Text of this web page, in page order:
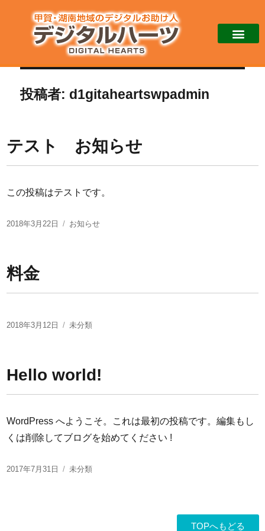
投稿者: d1gitaheartswpadmin
テスト お知らせ
この投稿はテストです。
2018年3月22日 お知らせ
料金
2018年3月12日 未分類
Hello world!
WordPress へようこそ。これは最初の投稿です。編集もし
くは削除してブログを始めてください !
2017年7月31日 未分類
TOPへもどる